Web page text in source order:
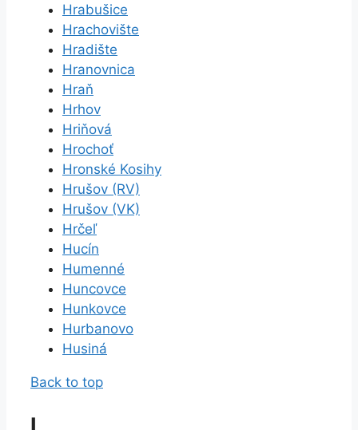
Hrabušice
Hrachovište
Hradište
Hranovnica
Hraň
Hrhov
Hriňová
Hrochoť
Hronské Kosihy
Hrušov (RV)
Hrušov (VK)
Hrčeľ
Hucín
Humenné
Huncovce
Hunkovce
Hurbanovo
Husiná
Back to top